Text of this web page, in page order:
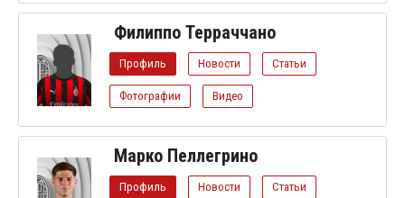
Филиппо Терраччано
Профиль Новости Статьи
Фотографии Видео
Марко Пеллегрино
Профиль Новости Статьи